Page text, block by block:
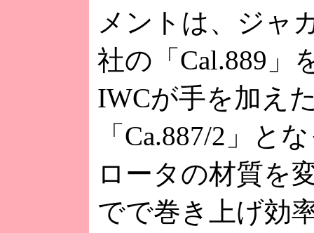
メントは、ジャ
社の「Cal.889」
IWCが手を加え
「Ca.887/2」と
ロータの材質を
でで巻き上げ効